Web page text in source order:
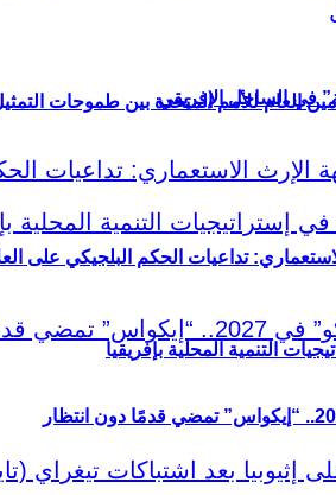
العام للأمم المتحدة بين طموحات
التنمية المحلية بإفريقيا
في الساحل الإفريقي
تداعيات الحكم البلجيكي على